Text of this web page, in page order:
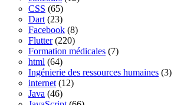
CSS (65)
Dart (23)
Facebook (8)
Flutter(220)
Formation médicales (7)
html (64)
Ingénierie des ressources humaines (3)
internet (12)
Java (46)